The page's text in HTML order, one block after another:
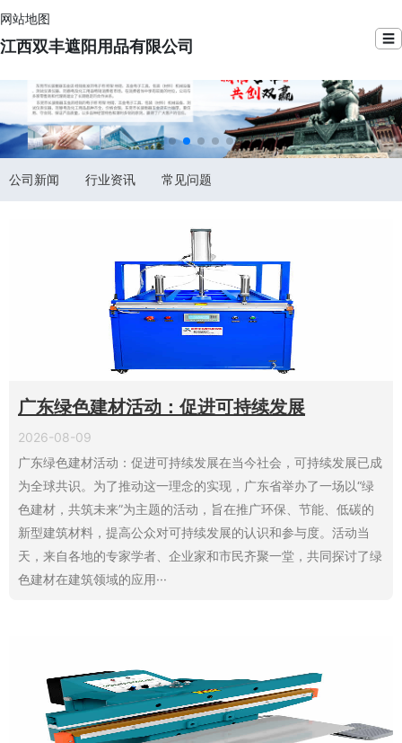
网站地图
江西双丰遮阳用品有限公司 ☰
公司新闻 行业资讯 常见问题
广东绿色建材活动：促进可持续发展
2026-08-09
广东绿色建材活动：促进可持续发展在当今社会，可持续发展已成
为全球共识。为了推动这一理念的实现，广东省举办了一场以“绿
色建材，共筑未来”为主题的活动，旨在推广环保、节能、低碳的
新型建筑材料，提高公众对可持续发展的认识和参与度。活动当
天，来自各地的专家学者、企业家和市民齐聚一堂，共同探讨了绿
色建材在建筑领域的应用···